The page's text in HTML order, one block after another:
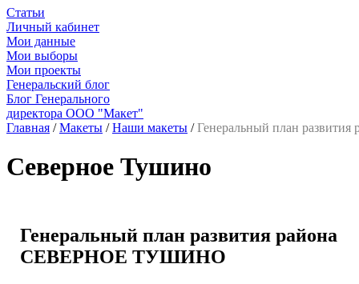
Статьи
Личный кабинет
Мои данные
Мои выборы
Мои проекты
Генеральский блог
Блог Генерального
директора ООО "Макет"
Главная /Макеты /Наши макеты /Генеральный план
Северное Тушино
Генеральный план развития района
СЕВЕРНОЕ ТУШИНО